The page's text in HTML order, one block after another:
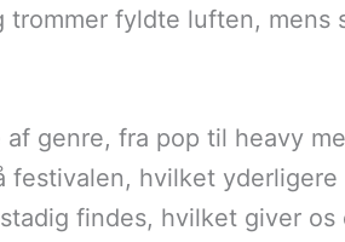
fyldte luften, mens
genre, fra pop til heavy
hvilket yderligere
findes, hvilket giver